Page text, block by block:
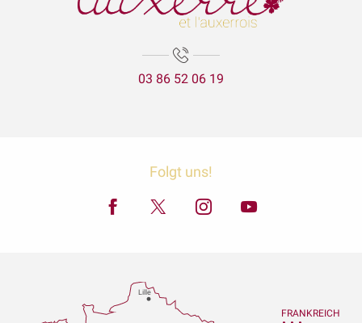
03 86 52 06 19
Folgt uns!
Lille
FRANKREICH